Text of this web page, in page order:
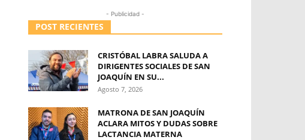
- Publicidad -
POST RECIENTES
CRISTÓBAL LABRA SALUDA A
DIRIGENTES SOCIALES DE SAN
JOAQUÍN EN SU...
Agosto 7, 2026
MATRONA DE SAN JOAQUÍN
ACLARA MITOS Y DUDAS SOBRE
LACTANCIA MATERNA